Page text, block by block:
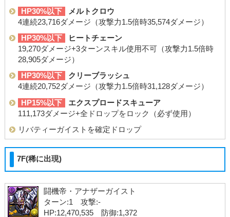
HP30%以下
メルトクロウ
4連続23,716ダメージ（攻撃力1.5倍時35,574ダメージ）
HP30%以下
ヒートチェーン
19,270ダメージ+3ターンスキル使用不可（攻撃力1.5倍時
28,905ダメージ）
HP30%以下
クリーブラッシュ
4連続20,752ダメージ（攻撃力1.5倍時31,128ダメージ）
HP15%以下
エクスプロードスキューア
111,173ダメージ+全ドロップをロック（必ず使用）
リバティーガイストを確定ドロップ
7F(稀に出現)
闘機帝・アナザーガイスト
ターン:1 攻撃:-
HP:12,470,535 防御:1,372